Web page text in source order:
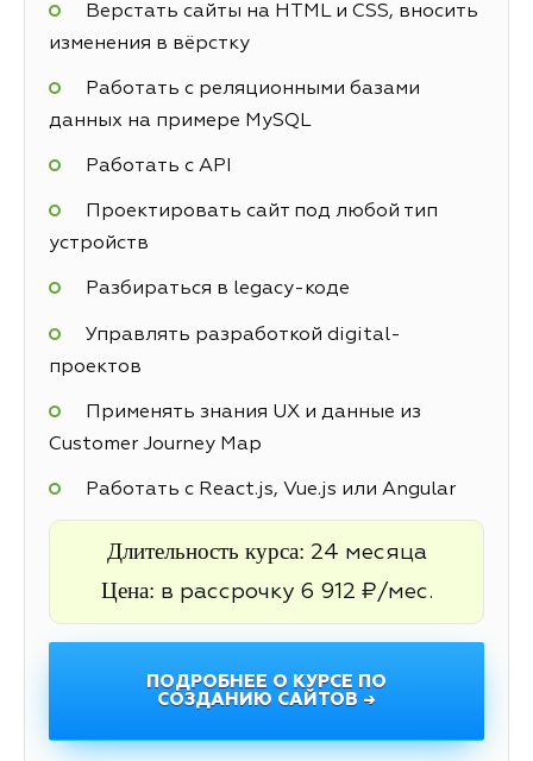
Верстать сайты на HTML и CSS, вносить
изменения в вёрстку
Работать с реляционными базами
данных на примере MySQL
Работать с API
Проектировать сайт под любой тип
устройств
Разбираться в legacy-коде
Управлять разработкой digital-
проектов
Применять знания UX и данные из
Customer Journey Map
Работать с React.js, Vue.js или Angular
Длительность курса: 24 месяца
Цена: в рассрочку 6 912 ₽/мес.
ПОДРОБНЕЕ О КУРСЕ ПО
СОЗДАНИЮ САЙТОВ →